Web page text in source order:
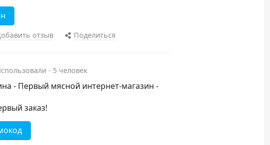
отзыв Поделиться
- 5 человек
- Первый мясной интернет-магазин -
заказ!